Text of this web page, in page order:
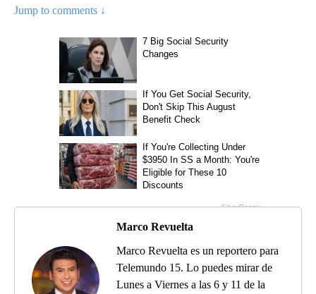
Jump to comments ↓
Marco Revuelta
Marco Revuelta es un reportero para
Telemundo 15. Lo puedes mirar de
Lunes a Viernes a las 6 y 11 de la